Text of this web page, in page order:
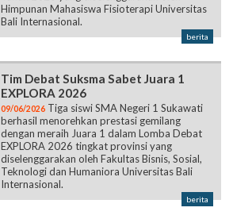
Himpunan Mahasiswa Fisioterapi Universitas
Bali Internasional.
berita
Tim Debat Suksma Sabet Juara 1
EXPLORA 2026
09/06/2026 Tiga siswi SMA Negeri 1 Sukawati
berhasil menorehkan prestasi gemilang
dengan meraih Juara 1 dalam Lomba Debat
EXPLORA 2026 tingkat provinsi yang
diselenggarakan oleh Fakultas Bisnis, Sosial,
Teknologi dan Humaniora Universitas Bali
Internasional.
berita